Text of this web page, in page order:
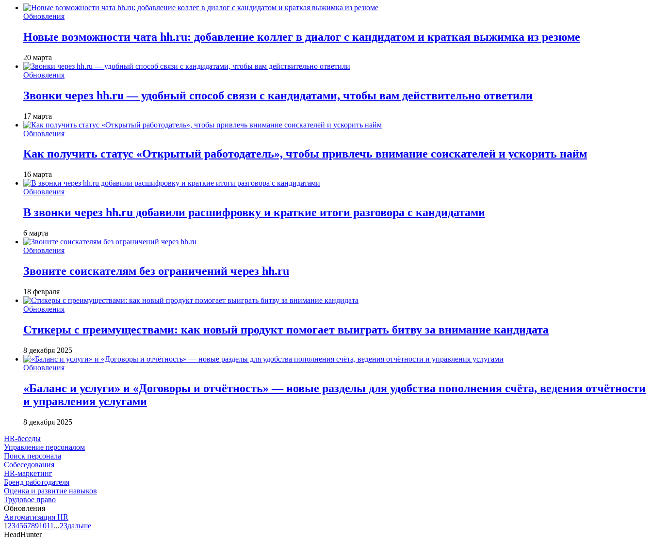
Обновления
Новые возможности чата hh.ru: добавление коллег в диалог с кандидатом и краткая выжимка из резюме
20 марта
Обновления
Звонки через hh.ru — удобный способ связи с кандидатами, чтобы вам действительно ответили
17 марта
Обновления
Как получить статус «Открытый работодатель», чтобы привлечь внимание соискателей и ускорить найм
16 марта
Обновления
В звонки через hh.ru добавили расшифровку и краткие итоги разговора с кандидатами
6 марта
Обновления
Звоните соискателям без ограничений через hh.ru
18 февраля
Обновления
Стикеры с преимуществами: как новый продукт помогает выиграть битву за внимание кандидата
8 декабря 2025
Обновления
«Баланс и услуги» и «Договоры и отчётность» — новые разделы для удобства пополнения счёта, ведения отчётности
и управления услугами
8 декабря 2025
HR-беседы
Управление персоналом
Поиск персонала
Собеседования
HR-маркетинг
Бренд работодателя
Оценка и развитие навыков
Трудовое право
Обновления
Автоматизация HR
1 234567891011 ...23дальше
HeadHunter